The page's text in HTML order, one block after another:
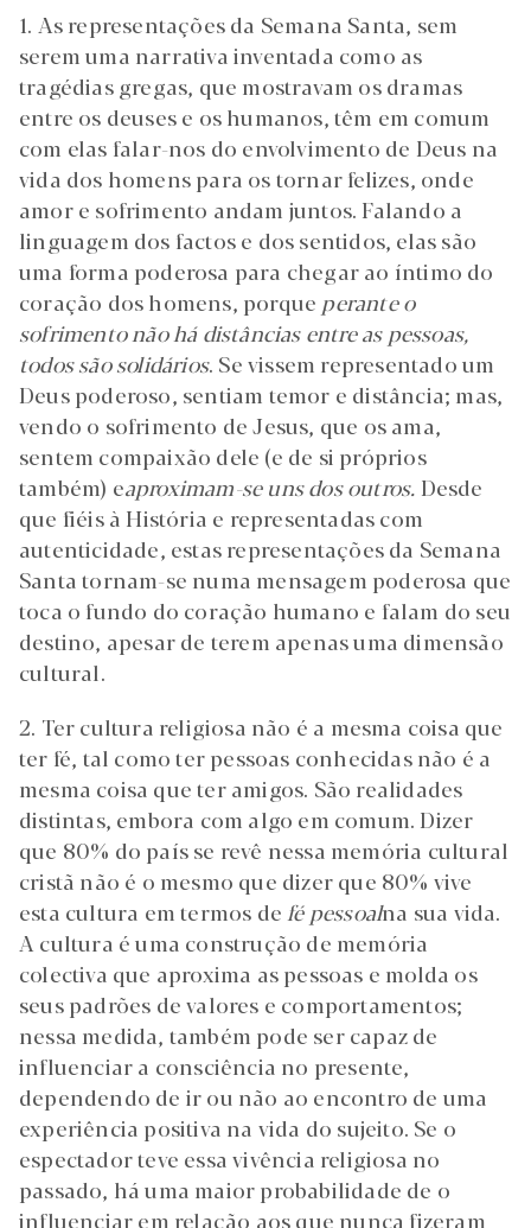
1. As representações da Semana Santa, sem
serem uma narrativa inventada como as
tragédias gregas, que mostravam os dramas
entre os deuses e os humanos, têm em comum
com elas falar-nos do envolvimento de Deus na
vida dos homens para os tornar felizes, onde
amor e sofrimento andam juntos. Falando a
linguagem dos factos e dos sentidos, elas são
uma forma poderosa para chegar ao íntimo do
coração dos homens, porque perante o
sofrimento não há distâncias entre as pessoas,
todos são solidários. Se vissem representado um
Deus poderoso, sentiam temor e distância; mas,
vendo o sofrimento de Jesus, que os ama,
sentem compaixão dele (e de si próprios
também) eaproximam-se uns dos outros. Desde
que fiéis à História e representadas com
autenticidade, estas representações da Semana
Santa tornam-se numa mensagem poderosa que
toca o fundo do coração humano e falam do seu
destino, apesar de terem apenas uma dimensão
cultural.
2. Ter cultura religiosa não é a mesma coisa que
ter fé, tal como ter pessoas conhecidas não é a
mesma coisa que ter amigos. São realidades
distintas, embora com algo em comum. Dizer
que 80% do país se revê nessa memória cultural
cristã não é o mesmo que dizer que 80% vive
esta cultura em termos de fé pessoalna sua vida.
A cultura é uma construção de memória
colectiva que aproxima as pessoas e molda os
seus padrões de valores e comportamentos;
nessa medida, também pode ser capaz de
influenciar a consciência no presente,
dependendo de ir ou não ao encontro de uma
experiência positiva na vida do sujeito. Se o
espectador teve essa vivência religiosa no
passado, há uma maior probabilidade de o
influenciar em relação aos que nunca fizeram